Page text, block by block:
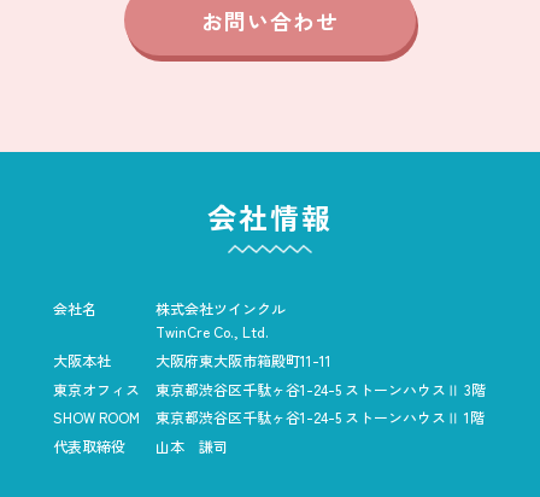
お問い合わせ
会社情報
会社名
株式会社ツインクル
TwinCre Co., Ltd.
大阪本社
大阪府東大阪市箱殿町11-11
東京オフィス
東京都渋谷区千駄ヶ谷1-24-5 ストーンハウスⅡ 3階
SHOW ROOM
東京都渋谷区千駄ヶ谷1-24-5 ストーンハウスⅡ 1階
代表取締役
山本 謙司